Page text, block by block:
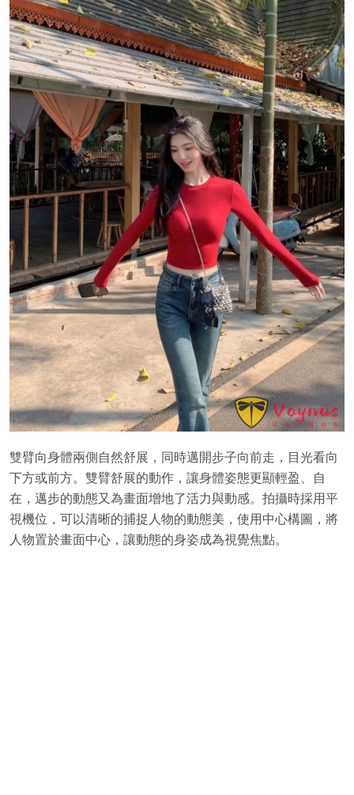
雙臂向身體兩側自然舒展，同時邁開步子向前走，目光看向
下方或前方。雙臂舒展的動作，讓身體姿態更顯輕盈、自
在，邁步的動態又為畫面增地了活力與動感。拍攝時採用平
視機位，可以清晰的捕捉人物的動態美，使用中心構圖，將
人物置於畫面中心，讓動態的身姿成為視覺焦點。